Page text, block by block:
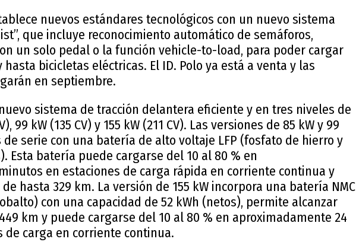
nuevos estándares tecnológicos con un nuevo sistema
que incluye reconocimiento automático de semáforos,
un solo pedal o la función vehicle-to-load, para poder cargar
bicicletas eléctricas. El ID. Polo ya está a venta y las
en septiembre.
sistema de tracción delantera eficiente y en tres niveles de
99 kW (135 CV) y 155 kW (211 CV). Las versiones de 85 kW y 99
de serie con una batería de alto voltaje LFP (fosfato de hierro y
Esta batería puede cargarse del 10 al 80 % en
en estaciones de carga rápida en corriente continua y
hasta 329 km. La versión de 155 kW incorpora una batería NMC
con una capacidad de 52 kWh (netos), permite alcanzar
km y puede cargarse del 10 al 80 % en aproximadamente 24
de carga en corriente continua.